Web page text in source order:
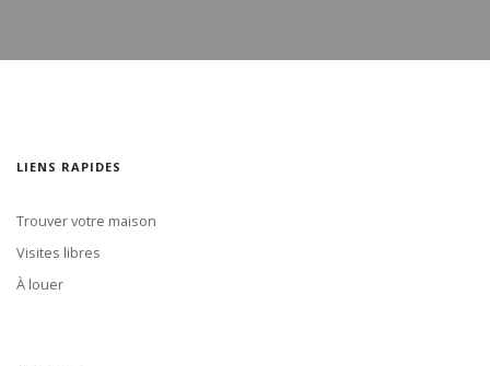
LIENS RAPIDES
Trouver votre maison
Visites libres
À louer